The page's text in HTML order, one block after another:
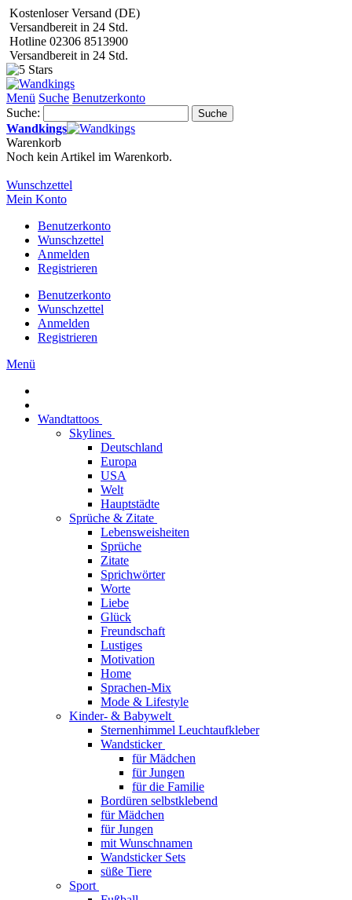
Kostenloser Versand (DE)
Versandbereit in 24 Std.
Hotline 02306 8513900
Versandbereit in 24 Std.
Menü Suche Benutzerkonto
Suche:
Suche
Wandkings
Warenkorb
Noch kein Artikel im Warenkorb.
Wunschzettel
Mein Konto
Benutzerkonto
Wunschzettel
Anmelden
Registrieren
Benutzerkonto
Wunschzettel
Anmelden
Registrieren
Menü
Wandtattoos
Skylines
Deutschland
Europa
USA
Welt
Hauptstädte
Sprüche & Zitate
Lebensweisheiten
Sprüche
Zitate
Sprichwörter
Worte
Liebe
Glück
Freundschaft
Lustiges
Motivation
Home
Sprachen-Mix
Mode & Lifestyle
Kinder- & Babywelt
Sternenhimmel Leuchtaufkleber
Wandsticker
für Mädchen
für Jungen
für die Familie
Bordüren selbstklebend
für Mädchen
für Jungen
mit Wunschnamen
Wandsticker Sets
süße Tiere
Sport